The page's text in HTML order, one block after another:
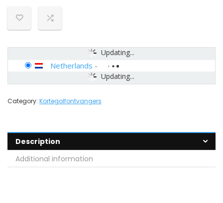
Updating...
Updating...
Netherlands -
Category: Kortegolfontvangers
Description
Additional information